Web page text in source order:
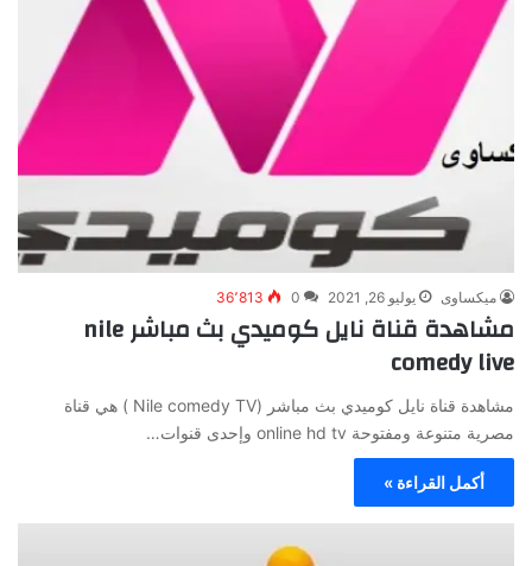
ميكساوى يوليو 26, 2021 0 36٬813
مشاهدة قناة نايل كوميدي بث مباشر nile
comedy live
مشاهدة قناة نايل كوميدي بث مباشر (Nile comedy TV ) هي قناة
مصرية متنوعة ومفتوحة online hd tv وإحدى قنوات…
أكمل القراءة »